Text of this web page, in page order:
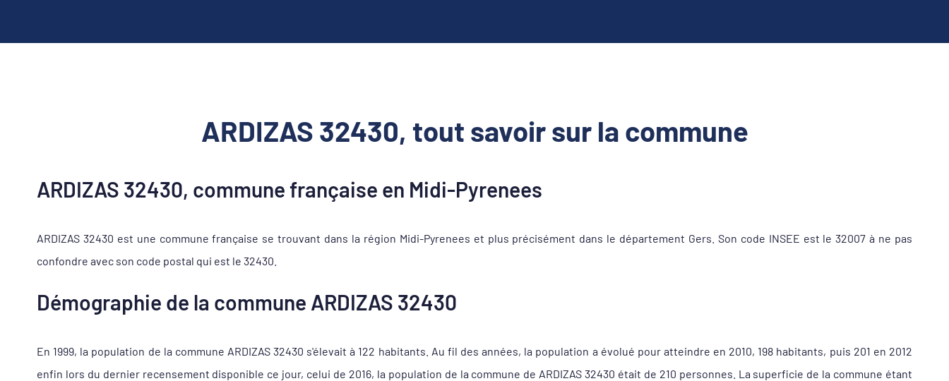
ARDIZAS 32430, tout savoir sur la commune
ARDIZAS 32430, commune française en Midi-Pyrenees
ARDIZAS 32430 est une commune française se trouvant dans la région Midi-Pyrenees et plus précisément dans le département Gers. Son code INSEE est le 32007 à ne pas
confondre avec son code postal qui est le 32430.
Démographie de la commune ARDIZAS 32430
En 1999, la population de la commune ARDIZAS 32430 s'élevait à 122 habitants. Au fil des années, la population a évolué pour atteindre en 2010, 198 habitants, puis 201 en 2012
enfin lors du dernier recensement disponible ce jour, celui de 2016, la population de la commune de ARDIZAS 32430 était de 210 personnes. La superficie de la commune étant